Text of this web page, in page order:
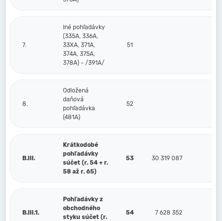
7.
Iné pohľadávky
(335A, 336A,
33XA, 371A,
374A, 375A,
378A) - /391A/
51
8.
Odložená
daňová
pohľadávka
(481A)
52
B.III.
Krátkodobé
pohľadávky
súčet (r. 54 + r.
58 až r. 65)
53 30 319 087
B.III.1.
Pohľadávky z
obchodného
styku súčet (r.
54 7 628 352